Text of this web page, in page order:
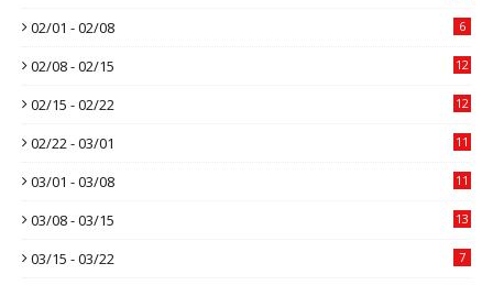
02/01 - 02/08 6
02/08 - 02/15 12
02/15 - 02/22 12
02/22 - 03/01 11
03/01 - 03/08 11
03/08 - 03/15 13
03/15 - 03/22 7